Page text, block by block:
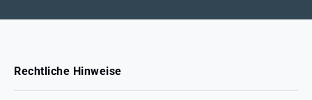
Rechtliche Hinweise